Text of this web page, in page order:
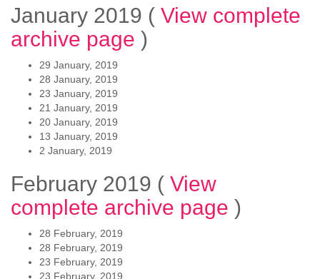
January 2019 ( View complete
archive page )
29 January, 2019
28 January, 2019
23 January, 2019
21 January, 2019
20 January, 2019
13 January, 2019
2 January, 2019
February 2019 ( View
complete archive page )
28 February, 2019
28 February, 2019
23 February, 2019
23 February, 2019